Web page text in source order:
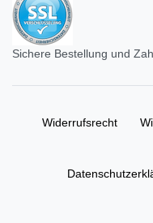
Sichere Bestellung und
Widerrufs­recht